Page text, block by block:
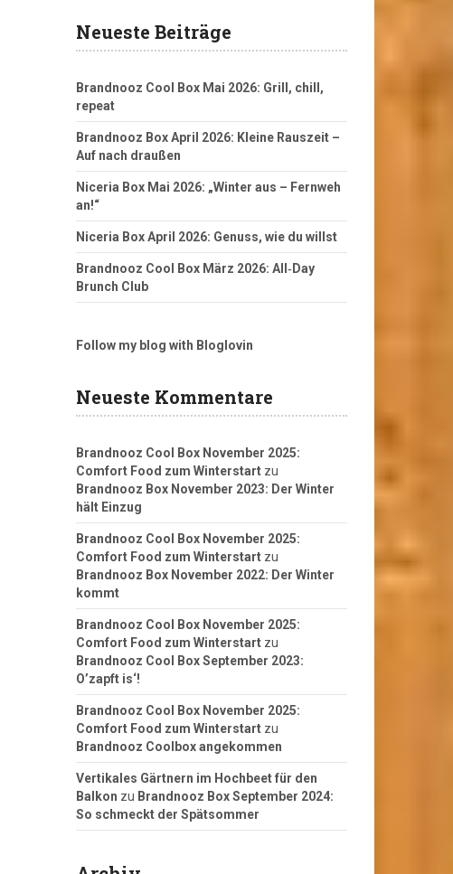
Neueste Beiträge
Brandnooz Cool Box Mai 2026: Grill, chill,
repeat
Brandnooz Box April 2026: Kleine Rauszeit –
Auf nach draußen
Niceria Box Mai 2026: „Winter aus – Fernweh
an!“
Niceria Box April 2026: Genuss, wie du willst
Brandnooz Cool Box März 2026: All‑Day
Brunch Club
Follow my blog with Bloglovin
Neueste Kommentare
Brandnooz Cool Box November 2025:
Comfort Food zum Winterstart zu
Brandnooz Box November 2023: Der Winter
hält Einzug
Brandnooz Cool Box November 2025:
Comfort Food zum Winterstart zu
Brandnooz Box November 2022: Der Winter
kommt
Brandnooz Cool Box November 2025:
Comfort Food zum Winterstart zu
Brandnooz Cool Box September 2023:
O’zapft is‘!
Brandnooz Cool Box November 2025:
Comfort Food zum Winterstart zu
Brandnooz Coolbox angekommen
Vertikales Gärtnern im Hochbeet für den
Balkon zu Brandnooz Box September 2024:
So schmeckt der Spätsommer